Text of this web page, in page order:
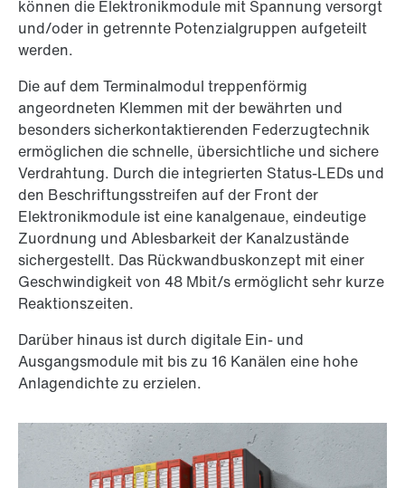
können die Elektronikmodule mit Spannung versorgt
und/oder in getrennte Potenzialgruppen aufgeteilt
werden.
Die auf dem Terminalmodul treppenförmig
angeordneten Klemmen mit der bewährten und
besonders sicherkontaktierenden Federzugtechnik
ermöglichen die schnelle, übersichtliche und sichere
Verdrahtung. Durch die integrierten Status-LEDs und
den Beschriftungsstreifen auf der Front der
Elektronikmodule ist eine kanalgenaue, eindeutige
Zuordnung und Ablesbarkeit der Kanalzustände
sichergestellt. Das Rückwandbuskonzept mit einer
Geschwindigkeit von 48 Mbit/s ermöglicht sehr kurze
Reaktionszeiten.
Darüber hinaus ist durch digitale Ein- und
Ausgangsmodule mit bis zu 16 Kanälen eine hohe
Anlagendichte zu erzielen.